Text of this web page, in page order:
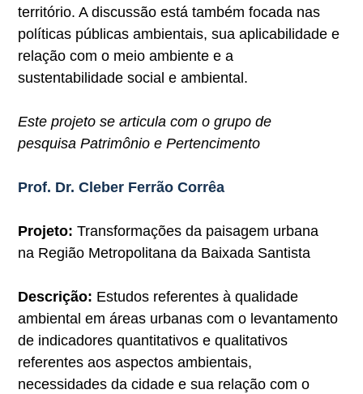
território. A discussão está também focada nas
políticas públicas ambientais, sua aplicabilidade e
relação com o meio ambiente e a
sustentabilidade social e ambiental.
Este projeto se articula com o grupo de
pesquisa Patrimônio e Pertencimento
Prof. Dr. Cleber Ferrão Corrêa
Projeto:Transformações da paisagem urbana
na Região Metropolitana da Baixada Santista
Descrição: Estudos referentes à qualidade
ambiental em áreas urbanas com o levantamento
de indicadores quantitativos e qualitativos
referentes aos aspectos ambientais,
necessidades da cidade e sua relação com o